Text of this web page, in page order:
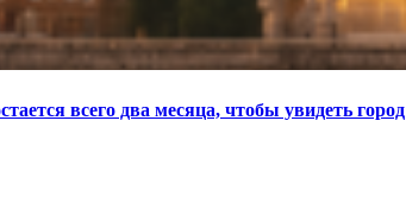
всего два месяца, чтобы увидеть